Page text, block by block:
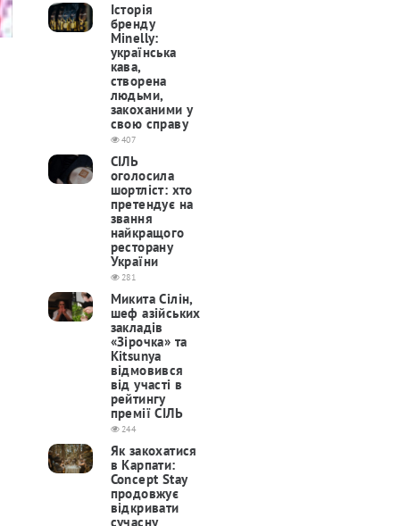
Історія
бренду
Minelly:
українська
кава,
створена
людьми,
закоханими у
свою справу
407
СІЛЬ
оголосила
шортліст: хто
претендує на
звання
найкращого
ресторану
України
281
Микита Сілін,
шеф азійських
закладів
«Зірочка» та
Kitsunya
відмовився
від участі в
рейтингу
премії СІЛЬ
244
Як закохатися
в Карпати:
Concept Stay
продовжує
відкривати
сучасну